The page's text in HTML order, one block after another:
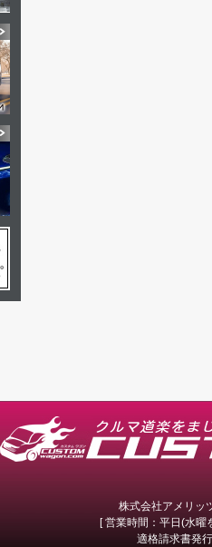
株式会社アメリ
[ 営業時間：平日(水
適格請求書発